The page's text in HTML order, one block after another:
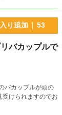
り追加 53
バカップルで
バカップルが頭の
けられますのでお